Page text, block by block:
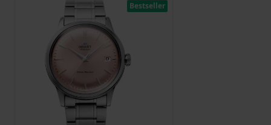
Bestseller